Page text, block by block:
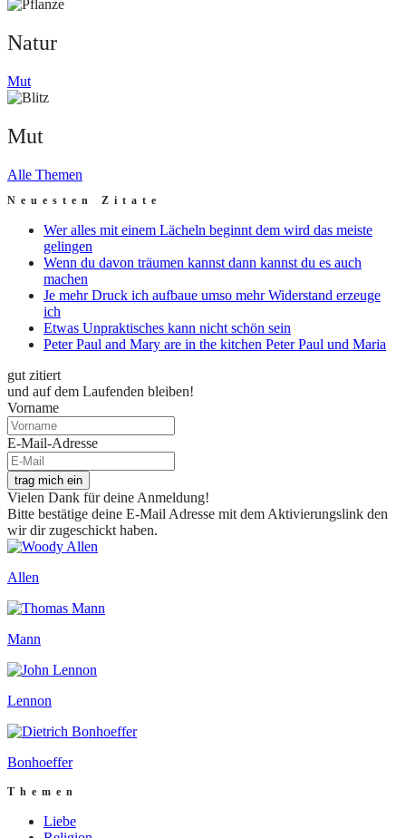
Natur
Mut
Mut
Alle Themen
Neuesten Zitate
Wer alles mit einem Lächeln beginnt dem wird das meiste
gelingen
Wenn du davon träumen kannst dann kannst du es auch
machen
Je mehr Druck ich aufbaue umso mehr Widerstand erzeuge
ich
Etwas Unpraktisches kann nicht schön sein
Peter Paul and Mary are in the kitchen Peter Paul und Maria
gut zitiert
und auf dem Laufenden bleiben!
Vorname
E-Mail-Adresse
trag mich ein
Vielen Dank für deine Anmeldung!
Bitte bestätige deine E-Mail Adresse mit dem Aktivierungslink den
wir dir zugeschickt haben.
Allen
Mann
Lennon
Bonhoeffer
Themen
Liebe